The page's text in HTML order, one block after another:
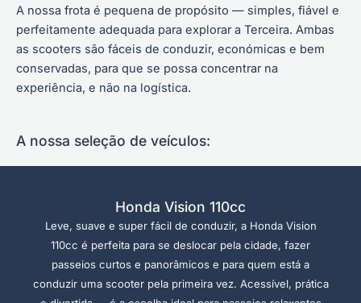
A nossa frota é pequena de propósito — simples, fiável e
perfeitamente adequada para explorar a Terceira. Ambas
as scooters são fáceis de conduzir, económicas e bem
conservadas, para que se possa concentrar na
experiência, e não na logística.
A nossa seleção de veículos:
Honda Vision 110cc
Leve, suave e super fácil de conduzir, a Honda Vision
110cc é perfeita para se deslocar pela cidade, fazer
passeios curtos e panorâmicos e para quem está a
conduzir uma scooter pela primeira vez. Acessível, prática